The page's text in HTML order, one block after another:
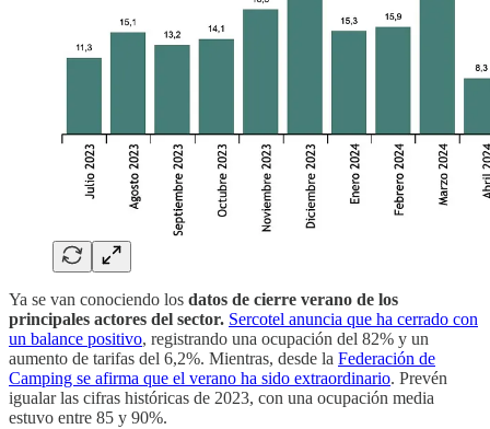
Ya se van conociendo los datos de cierre verano de los
principales actores del sector. Sercotel anuncia que ha cerrado con
un balance positivo, registrando una ocupación del 82% y un
aumento de tarifas del 6,2%. Mientras, desde la Federación de
Camping se afirma que el verano ha sido extraordinario. Prevén
igualar las cifras históricas de 2023, con una ocupación media
estuvo entre 85 y 90%.